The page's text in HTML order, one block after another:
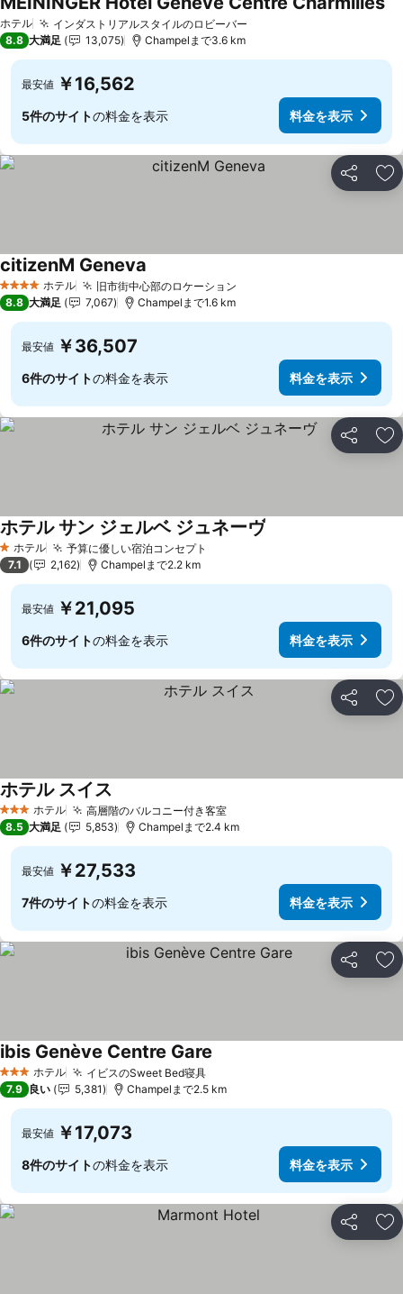
ホテル インダストリアルスタイルのロビーバー
8.8 大満足 13,075 Champelまで3.6 km
最安値 ￥16,562
5件のサイトの料金を表示 料金を表示
シェア お
4 ホテルのランク
ホテル 旧市街中心部のロケーション
citizenM Geneva
8.8 大満足 7,067 Champelまで1.6 km
最安値 ￥36,507
6件のサイトの料金を表示 料金を表示
シェア お
1 ホテルのランク
ホテル 予算に優しい宿泊コンセプト
ホテル サン ジェルベ ジュネーヴ
7.1 2,162 Champelまで2.2 km
最安値 ￥21,095
6件のサイトの料金を表示 料金を表示
シェア お
3 ホテルのランク
ホテル 高層階のバルコニー付き客室
ホテル スイス
8.5 大満足 5,853 Champelまで2.4 km
最安値 ￥27,533
7件のサイトの料金を表示 料金を表示
シェア お
3 ホテルのランク
ホテル イビスのSweet Bed寝具
ibis Genève Centre Gare
7.9 良い 5,381 Champelまで2.5 km
最安値 ￥17,073
8件のサイトの料金を表示 料金を表示
シェア お